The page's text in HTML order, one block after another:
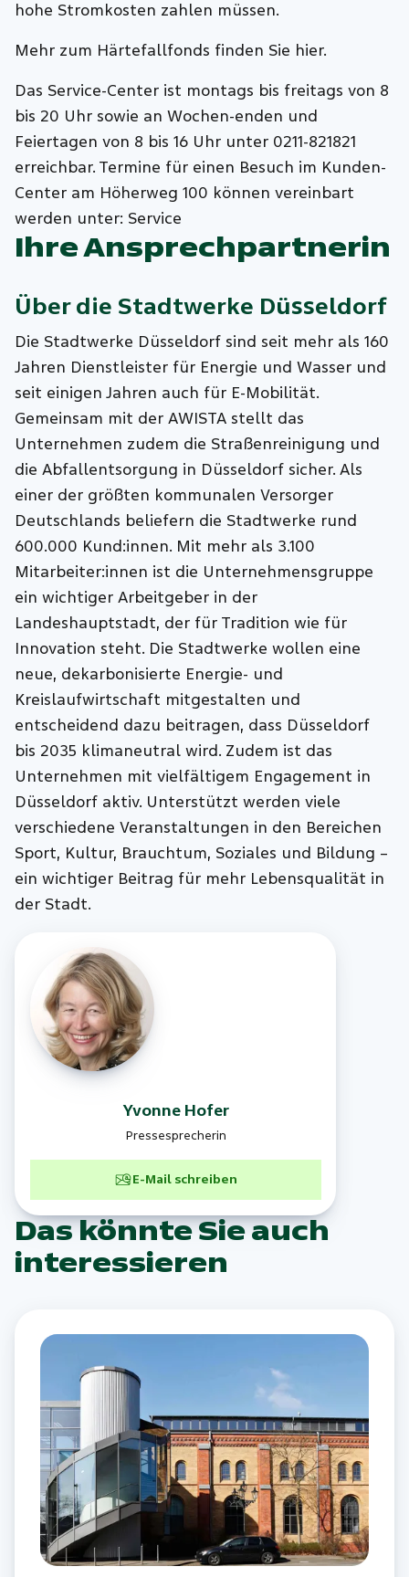
hohe Stromkosten zahlen müssen.
Mehr zum Härtefallfonds finden Sie hier.
Das Service-Center ist montags bis freitags von 8
bis 20 Uhr sowie an Wochen-enden und
Feiertagen von 8 bis 16 Uhr unter 0211-821821
erreichbar. Termine für einen Besuch im Kunden-
Center am Höherweg 100 können vereinbart
werden unter: Service
Ihre Ansprechpartnerin
Yvonne Hofer
Pressesprecherin
E-Mail schreiben
Über die Stadtwerke Düsseldorf
Die Stadtwerke Düsseldorf sind seit mehr als 160
Jahren Dienstleister für Energie und Wasser und
seit einigen Jahren auch für E-Mobilität.
Gemeinsam mit der AWISTA stellt das
Unternehmen zudem die Straßenreinigung und
die Abfallentsorgung in Düsseldorf sicher. Als
einer der größten kommunalen Versorger
Deutschlands beliefern die Stadtwerke rund
600.000 Kund:innen. Mit mehr als 3.100
Mitarbeiter:innen ist die Unternehmensgruppe
ein wichtiger Arbeitgeber in der
Landeshauptstadt, der für Tradition wie für
Innovation steht. Die Stadtwerke wollen eine
neue, dekarbonisierte Energie- und
Kreislaufwirtschaft mitgestalten und
entscheidend dazu beitragen, dass Düsseldorf
bis 2035 klimaneutral wird. Zudem ist das
Unternehmen mit vielfältigem Engagement in
Düsseldorf aktiv. Unterstützt werden viele
verschiedene Veranstaltungen in den Bereichen
Sport, Kultur, Brauchtum, Soziales und Bildung –
ein wichtiger Beitrag für mehr Lebensqualität in
der Stadt.
Das könnte Sie auch
interessieren